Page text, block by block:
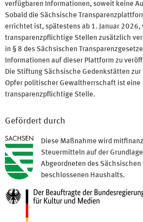
verfügbaren Informationen, soweit keine
Sobald die Sächsische
errichtet ist, spätestens ab 1. Januar 2026,
transparenzpflichtige Stellen zusätzlich
in § 8 des Sächsischen
Informationen auf dieser Plattform zu
Die Stiftung Sächsische Gedenkstätten zur
Opfer politischer Gewaltherrschaft ist eine
transparenzpflichtige Stelle.
Gefördert durch
Diese Maßnahme wird
Steuermitteln auf der
Abgeordneten des Sächsischen
beschlossenen Haushalts.